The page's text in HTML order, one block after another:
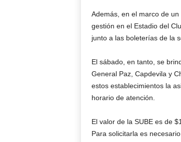
Además, en el marco de
gestión en el Estadio del
junto a las boleterías de la
El sábado, en tanto, se
General Paz, Capdevila y
estos establecimientos la
horario de atención.
El valor de la SUBE es de
Para solicitarla es